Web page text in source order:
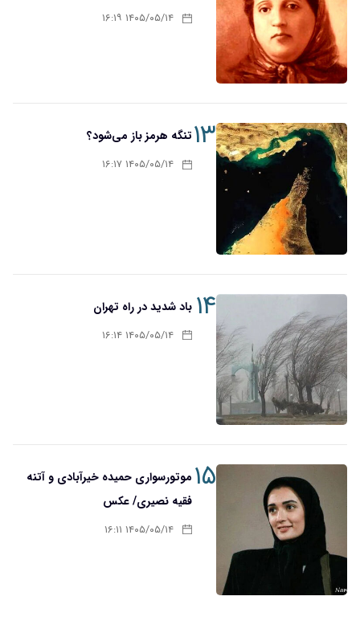
۱۴۰۵/۰۵/۱۴ ۱۶:۱۹
۱۳تنگه هرمز باز می‌شود؟
۱۴۰۵/۰۵/۱۴ ۱۶:۱۷
۱۴ باد شدید در راه تهران
۱۴۰۵/۰۵/۱۴ ۱۶:۱۴
۱۵ موتورسواری حمیده خیرآبادی و آتنه
فقیه نصیری/ عکس
۱۴۰۵/۰۵/۱۴ ۱۶:۱۱